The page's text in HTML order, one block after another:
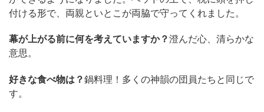
付ける形で、両親といとこが両脇で守ってくれました。
幕が上がる前に何を考えていますか？澄んだ心、清らかな
意思。
好きな食べ物は？鍋料理！多くの神韻の団員たちと同じで
す。